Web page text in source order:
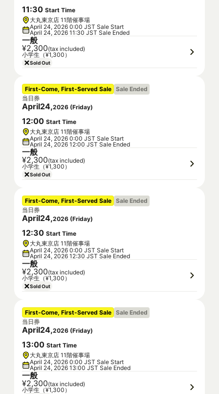
11:30 Start Time
大丸東京店 11階催事場
April 24, 2026 0:00 JST Sale Start
April 24, 2026 11:30 JST Sale Ended
一般
¥2,300(tax included)
小学生（¥1,300）
Sold Out
First-Come, First-Served Sale Sale Ended
当日券
April24,2026 (Friday)
12:00 Start Time
大丸東京店 11階催事場
April 24, 2026 0:00 JST Sale Start
April 24, 2026 12:00 JST Sale Ended
一般
¥2,300(tax included)
小学生（¥1,300）
Sold Out
First-Come, First-Served Sale Sale Ended
当日券
April24,2026 (Friday)
12:30 Start Time
大丸東京店 11階催事場
April 24, 2026 0:00 JST Sale Start
April 24, 2026 12:30 JST Sale Ended
一般
¥2,300(tax included)
小学生（¥1,300）
Sold Out
First-Come, First-Served Sale Sale Ended
当日券
April24,2026 (Friday)
13:00 Start Time
大丸東京店 11階催事場
April 24, 2026 0:00 JST Sale Start
April 24, 2026 13:00 JST Sale Ended
一般
¥2,300(tax included)
小学生（¥1,300）